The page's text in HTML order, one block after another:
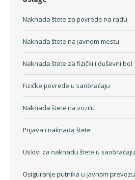
Naknada štete za povrede na radu
Naknada štete na javnom mestu
Naknada štete za fizički i duševni bol
Fizičke povrede u saobraćaju
Naknada štete na vozilu
Prijava i naknada štete
Uslovi za naknadu štete u saobraćaju
Osiguranje putnika u javnom prevozu